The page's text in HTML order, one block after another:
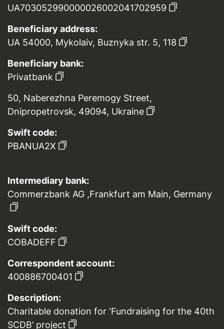
UA703052990000026002041702959
Beneficiary address:
UA 54000, Mykolaiv, Buznyka str. 5, 118
Beneficiary bank:
Privatbank
50, Naberezhna Peremogy Street,
Dnipropetrovsk, 49094, Ukraine
Swift code:
PBANUA2X
Intermediary bank:
Commerzbank AG ,Frankfurt am Main, Germany
Swift code:
COBADEFF
Correspondent account:
400886700401
Description:
Charitable donation for ‘Fundraising for the 40th
SCDB’ project